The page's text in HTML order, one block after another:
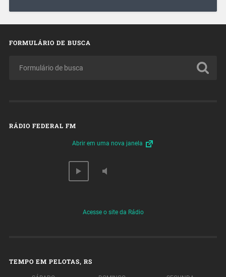
FORMULÁRIO DE BUSCA
RÁDIO FEDERAL FM
Abrir em uma nova janela
Acesse o site da Rádio
TEMPO EM PELOTAS, RS